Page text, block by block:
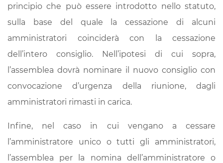
principio che può essere introdotto nello statuto,
sulla base del quale la cessazione di alcuni
amministratori coinciderà con la cessazione
dell’intero consiglio. Nell’ipotesi di cui sopra,
l’assemblea dovrà nominare il nuovo consiglio con
convocazione d’urgenza della riunione, dagli
amministratori rimasti in carica.
Infine, nel caso in cui vengano a cessare
l’amministratore unico o tutti gli amministratori,
l’assemblea per la nomina dell’amministratore o